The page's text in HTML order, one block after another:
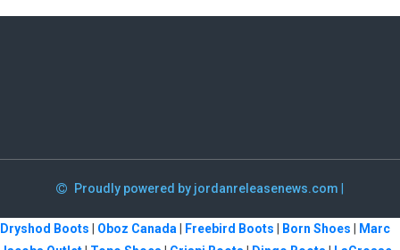
Proudly powered by jordanreleasenews.com
Dryshod Boots Oboz Canada Freebird Boots Born Shoes
Marc